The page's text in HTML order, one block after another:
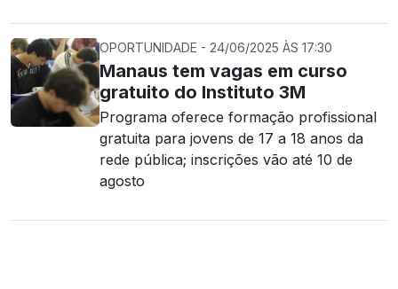
OPORTUNIDADE - 24/06/2025 ÀS 17:30
Manaus tem vagas em curso
gratuito do Instituto 3M
Programa oferece formação profissional
gratuita para jovens de 17 a 18 anos da
rede pública; inscrições vão até 10 de
agosto